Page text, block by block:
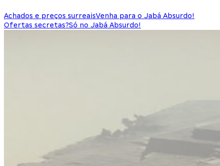
Achados e preços surreaisVenha para o Jabá Absurdo!
Ofertas secretas?Só no Jabá Absurdo!